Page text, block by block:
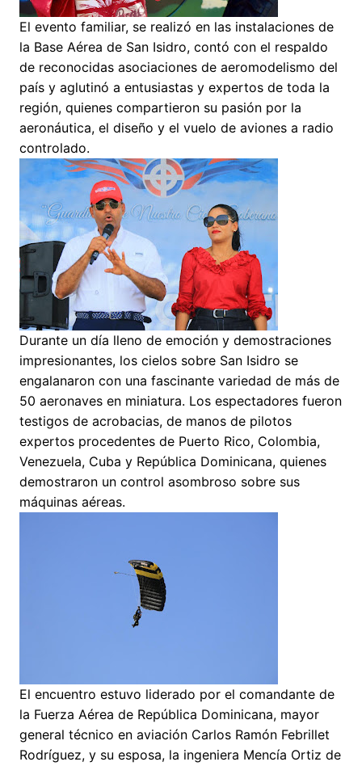
El evento familiar, se realizó en las instalaciones de
la Base Aérea de San Isidro, contó con el respaldo
de reconocidas asociaciones de aeromodelismo del
país y aglutinó a entusiastas y expertos de toda la
región, quienes compartieron su pasión por la
aeronáutica, el diseño y el vuelo de aviones a radio
controlado.
Durante un día lleno de emoción y demostraciones
impresionantes, los cielos sobre San Isidro se
engalanaron con una fascinante variedad de más de
50 aeronaves en miniatura. Los espectadores fueron
testigos de acrobacias, de manos de pilotos
expertos procedentes de Puerto Rico, Colombia,
Venezuela, Cuba y República Dominicana, quienes
demostraron un control asombroso sobre sus
máquinas aéreas.
El encuentro estuvo liderado por el comandante de
la Fuerza Aérea de República Dominicana, mayor
general técnico en aviación Carlos Ramón Febrillet
Rodríguez, y su esposa, la ingeniera Mencía Ortiz de